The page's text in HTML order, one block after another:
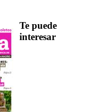
Te puede
interesar